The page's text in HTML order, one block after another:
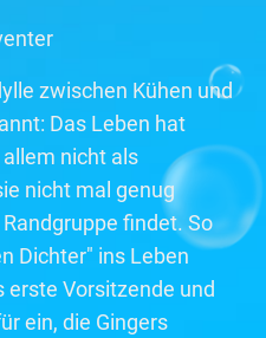
zwischen Kühen und
Das Leben hat
nicht als
nicht mal genug
findet. So
Dichter" ins Leben
Vorsitzende und
ein, die Gingers